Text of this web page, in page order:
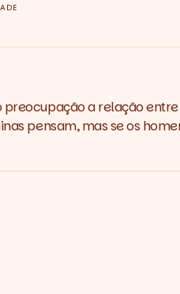
a relação
pensam, mas se os